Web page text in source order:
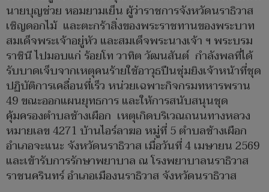
นายบุญช่วย หอมยามเย็น ผู้ว่าราชการจังหวัดนราธิวาส
เชิญดอกไม้ และตะกร้าสิ่งของพระราชทานของพระบาท
สมเด็จพระเจ้าอยู่หัว และสมเด็จพระนางเจ้า ฯ พระบรม
ราชินี ไปมอบแก่ ร้อยโท วาทิต วัฒนสันต์ กำลังพลที่ได้
รับบาดเจ็บจากเหตุคนร้ายใช้อาวุธปืนซุ่มยิงเจ้าหน้าที่ชุด
ปฏิบัติการเคลื่อนที่เร็ว หน่วยเฉพาะกิจกรมทหารพราน
49 ขณะออกแผนยุทธการ และให้การสนับสนุนชุด
คุ้มครองตำบลช้างเผือก เหตุเกิดบริเวณถนนทางหลวง
หมายเลข 4271 บ้านไอร์ลาฆอ หมู่ที่ 5 ตำบลช้างเผือก
อำเภอจะแนะ จังหวัดนราธิวาส เมื่อวันที่ 4 เมษายน 2569
และเข้ารับการรักษาพยาบาล ณ โรงพยาบาลนราธิวาส
ราชนครินทร์ อำเภอเมืองนราธิวาส จังหวัดนราธิวาส